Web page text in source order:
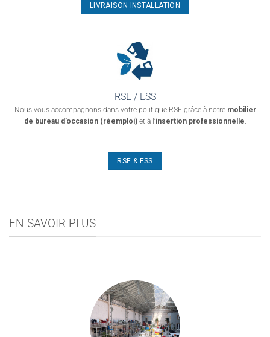
LIVRAISON INSTALLATION
RSE / ESS
Nous vous accompagnons dans votre politique RSE grâce à notre mobilier
de bureau d’occasion (réemploi)et à l’insertion professionnelle.
RSE & ESS
EN SAVOIR PLUS